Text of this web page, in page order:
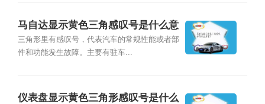
马自达显示黄色三角感叹号是什么意
思？
三角形里有感叹号，代表汽车的常规性能或者部
件和功能发生故障。主要有驻车...
仪表盘显示黄色三角形感叹号是什么